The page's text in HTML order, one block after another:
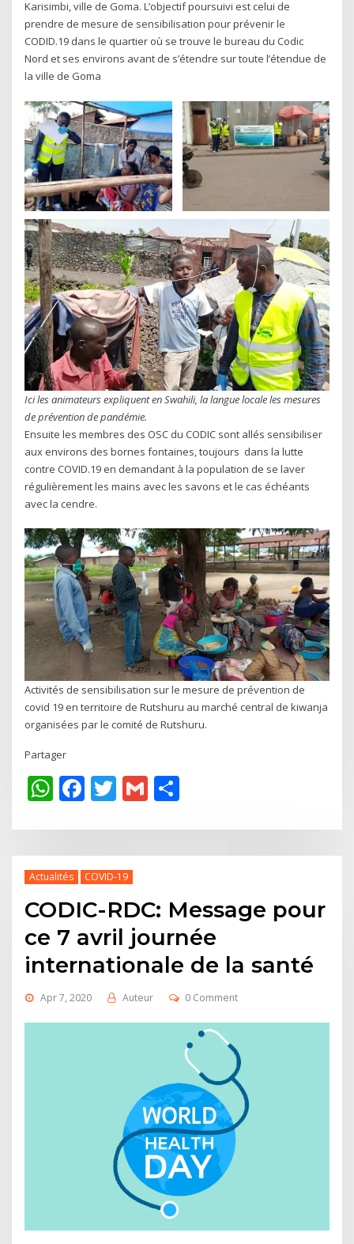
Karisimbi, ville de Goma. L’objectif poursuivi est celui de
prendre de mesure de sensibilisation pour prévenir le
CODID.19 dans le quartier où se trouve le bureau du Codic
Nord et ses environs avant de s’étendre sur toute l’étendue de
la ville de Goma
Ici les animateurs expliquent en Swahili, la langue locale les mesures
de prévention de pandémie.
Ensuite les membres des OSC du CODIC sont allés sensibiliser
aux environs des bornes fontaines, toujours dans la lutte
contre COVID.19 en demandant à la population de se laver
régulièrement les mains avec les savons et le cas échéants
avec la cendre.
Activités de sensibilisation sur le mesure de prévention de
covid 19 en territoire de Rutshuru au marché central de kiwanja
organisées par le comité de Rutshuru.
Partager
WhatsApp
Facebook
Twitter
Gmail
Actualités COVID-19
CODIC-RDC: Message pour
ce 7 avril journée
internationale de la santé
Apr 7, 2020 Auteur 0 Comment